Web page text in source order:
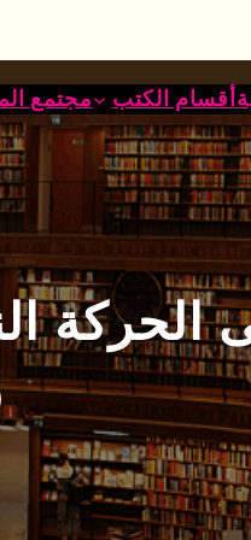
أقسام الكتب مجتمع
الحركة